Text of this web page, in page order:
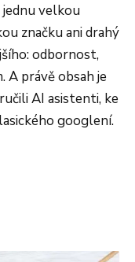
jednu velkou
značku ani drahý
odbornost,
A právě obsah je
AI asistenti, ke
googlení.